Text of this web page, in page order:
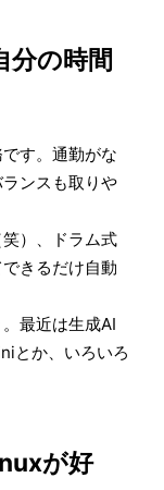
分の時間
す。通勤がな
ンスも取りや
）、ドラム式
きるだけ自動
最近は生成AI
とか、いろいろ
が好